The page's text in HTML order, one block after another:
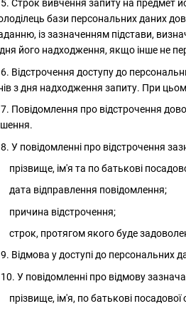
Строк вивчення запиту на предмет
бази персональних даних
із зазначенням підстави,
його надходження, якщо інше не
Відстрочення доступу до
з дня надходження запиту. При
Повідомлення про відстрочення
У повідомленні про відстрочення
прізвище, ім'я та по батькові
дата відправлення повідомлення;
причина відстрочення;
строк, протягом якого буде
Відмова у доступі до персональних
У повідомленні про відмову
прізвище, ім'я, по батькові